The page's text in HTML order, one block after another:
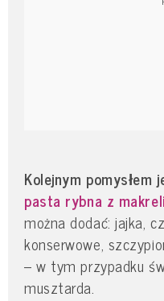
Kolejnym pomysłem
pasta rybna z
można dodać: jajka,
konserwowe,
– w tym przypadku
musztarda.